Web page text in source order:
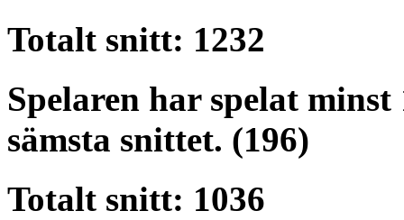
Totalt snitt: 1232
Spelaren har spelat
sämsta snittet. (196)
Totalt snitt: 1036